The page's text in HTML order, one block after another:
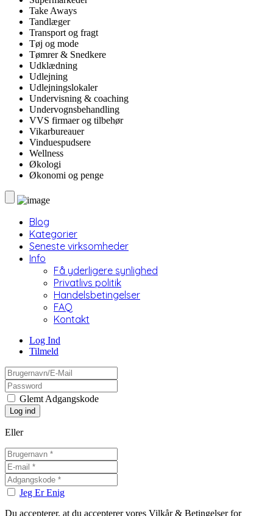
Take Aways
Tandlæger
Transport og fragt
Tøj og mode
Tømrer & Snedkere
Udklædning
Udlejning
Udlejningslokaler
Undervisning & coaching
Undervognsbehandling
VVS firmaer og tilbehør
Vikarbureauer
Vinduespudsere
Wellness
Økologi
Økonomi og penge
Blog
Kategorier
Seneste virksomheder
Info
Få yderligere synlighed
Privatlivs politik
Handelsbetingelser
FAQ
Kontakt
Log Ind
Tilmeld
Glemt Adgangskode
Eller
Jeg Er Enig
Du accepterer, at du accepterer vores Vilkår & Betingelser for